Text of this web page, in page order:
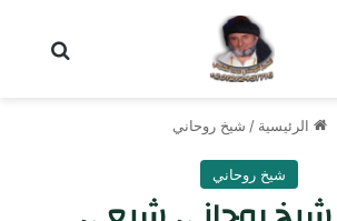
الرئيسية / شيخ روحاني
شيخ روحاني